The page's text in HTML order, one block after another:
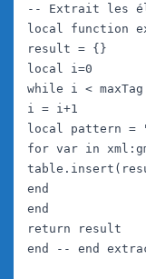
-- Extrait les
local function
result = {}
local i=0
while i < maxTag
i = i+1
local pattern
for var in
end
end
return result
end -- end